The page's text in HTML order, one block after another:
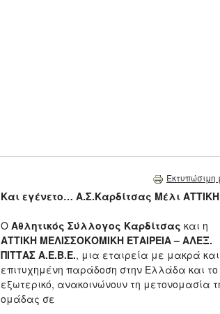
Εκτυπώσιμη
Και εγένετο… Α.Σ.Καρδίτσας Μέλι ΑΤΤΙΚΗ
O Αθλητικός Σύλλογος Καρδίτσας και η
ΑΤΤΙΚΗ ΜΕΛΙΣΣΟΚΟΜΙΚΗ ΕΤΑΙΡΕΙΑ – ΑΛΕΞ.
ΠΙΤΤΑΣ Α.Ε.Β.Ε., μια εταιρεία με μακρά και
επιτυχημένη παράδοση στην Ελλάδα και το
εξωτερικό, ανακοινώνουν τη μετονομασία
ομάδας σε